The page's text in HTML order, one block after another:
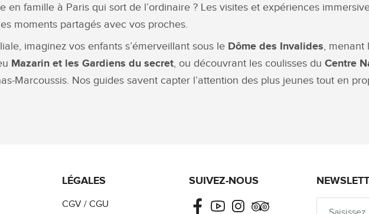
en famille à Paris qui sort de l’ordinaire ? Les visites et expériences
moments partagés avec vos proches.
imaginez vos enfants s’émerveillant sous le Dôme des Invalides, menant
Mazarin et les Gardiens du secret, ou découvrant les coulisses du Centre
Marcoussis. Nos guides savent capter l’attention des plus jeunes tout en
LÉGALES
CGV / CGU
SUIVEZ-NOUS
FacebookYoutubeInstagramTripadvisor